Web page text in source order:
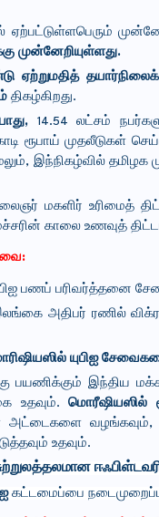
ஏற்பட்டுள்ளபெரும்‌
முன்னேறியுள்ளது.
தயார்நிலைக்‌
திகழ்கிறது.
14.54 லட்சம்‌
ரூபாய்‌ முதலீடுகள்‌
இந்நிகழ்வில்‌ தமிழக
மகளிர் உரிமைத்
காலை உணவுத்
பணப் பரிவர்த்தனை
அதிபர் ரணில்
யுபிஐ
இந்திய
உதவும்.மொரீஷியஸில்
அட்டைகளை வழங்கவும்,
உதவும்.
கட்டமைப்பை